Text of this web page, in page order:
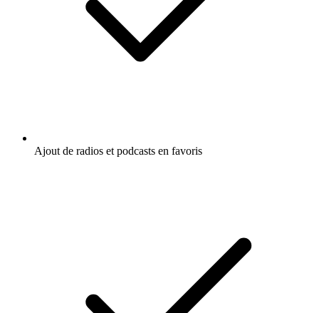
Ajout de radios et podcasts en favoris